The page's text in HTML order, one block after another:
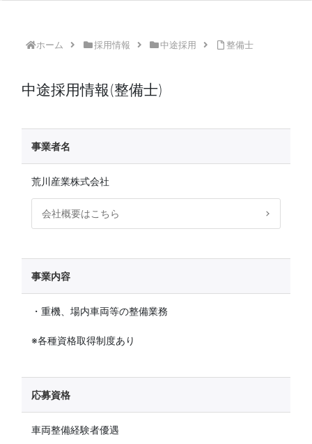
ホーム 採用情報 中途採用 整備士
中途採用情報(整備士)
事業者名
荒川産業株式会社
会社概要はこちら
事業内容
・重機、場内車両等の整備業務
※各種資格取得制度あり
応募資格
車両整備経験者優遇